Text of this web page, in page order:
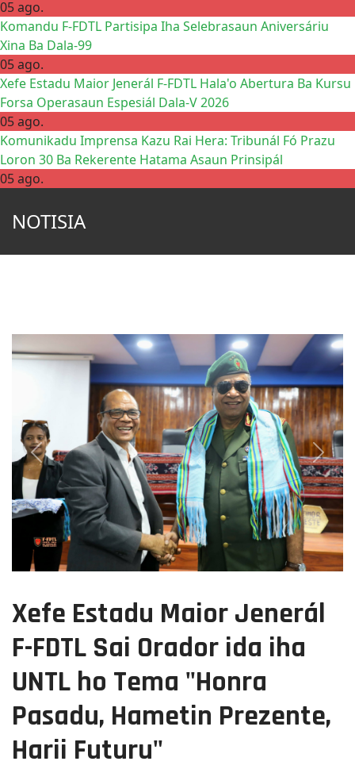
05 ago.
Komandu F-FDTL Partisipa Iha Selebrasaun Aniversáriu
Xina Ba Dala-99
05 ago.
Xefe Estadu Maior Jenerál F-FDTL Hala'o Abertura Ba Kursu
Forsa Operasaun Espesiál Dala-V 2026
05 ago.
Komunikadu Imprensa Kazu Rai Hera: Tribunál Fó Prazu
Loron 30 Ba Rekerente Hatama Asaun Prinsipál
05 ago.
NOTISIA
Previous Next
Xefe Estadu Maior Jenerál
F-FDTL Sai Orador ida iha
UNTL ho Tema "Honra
Pasadu, Hametin Prezente,
Harii Futuru"